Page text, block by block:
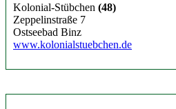
Kolonial-Stübchen (48)
Zeppelinstraße 7
Ostseebad Binz
www.kolonialstuebchen.de